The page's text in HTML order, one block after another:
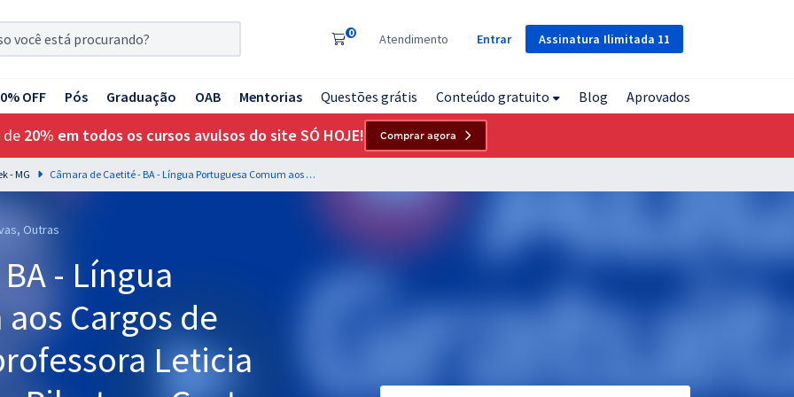
Assinatura Ilimitada 11
0 Atendimento Entrar
OFF Pós Graduação OAB Mentorias Questões grátis Conteúdo gratuito Blog Aprovados
de 20% em todos os cursos avulsos do site SÓ HOJE! Comprar agora
- MG Câmara de Caetité - BA - Língua Portuguesa Comum aos Cargos de Nível Médio com a professora Leticia (Videoaulas) & Bruno Pilastre e Gustavo Silva (Aulas em PDF)
Outras
- Língua
Cargos de
Leticia